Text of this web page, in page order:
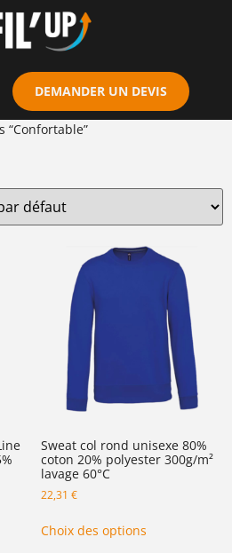
DEMANDER UN DEVIS
“Confortable”
Sweat col rond unisexe 80%
coton 20% polyester 300g/m²
lavage 60°C
22,31 €
Choix des options